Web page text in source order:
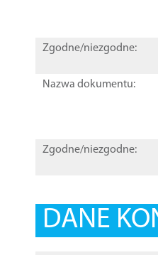
Zgodne/niezgodne:
Nazwa dokumentu:
Zgodne/niezgodne:
DANE